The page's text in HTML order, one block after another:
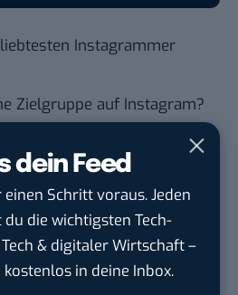
dein Feed
Schritt voraus. Jeden
die wichtigsten Tech-
Tech & digitaler Wirtschaft –
in deine Inbox.
Instagrammer
Zielgruppe auf Instagram?
auf Instagram posten?
du ALT-Tags zu deinen
werden , wenn es um
Tech-Themen von Morgen